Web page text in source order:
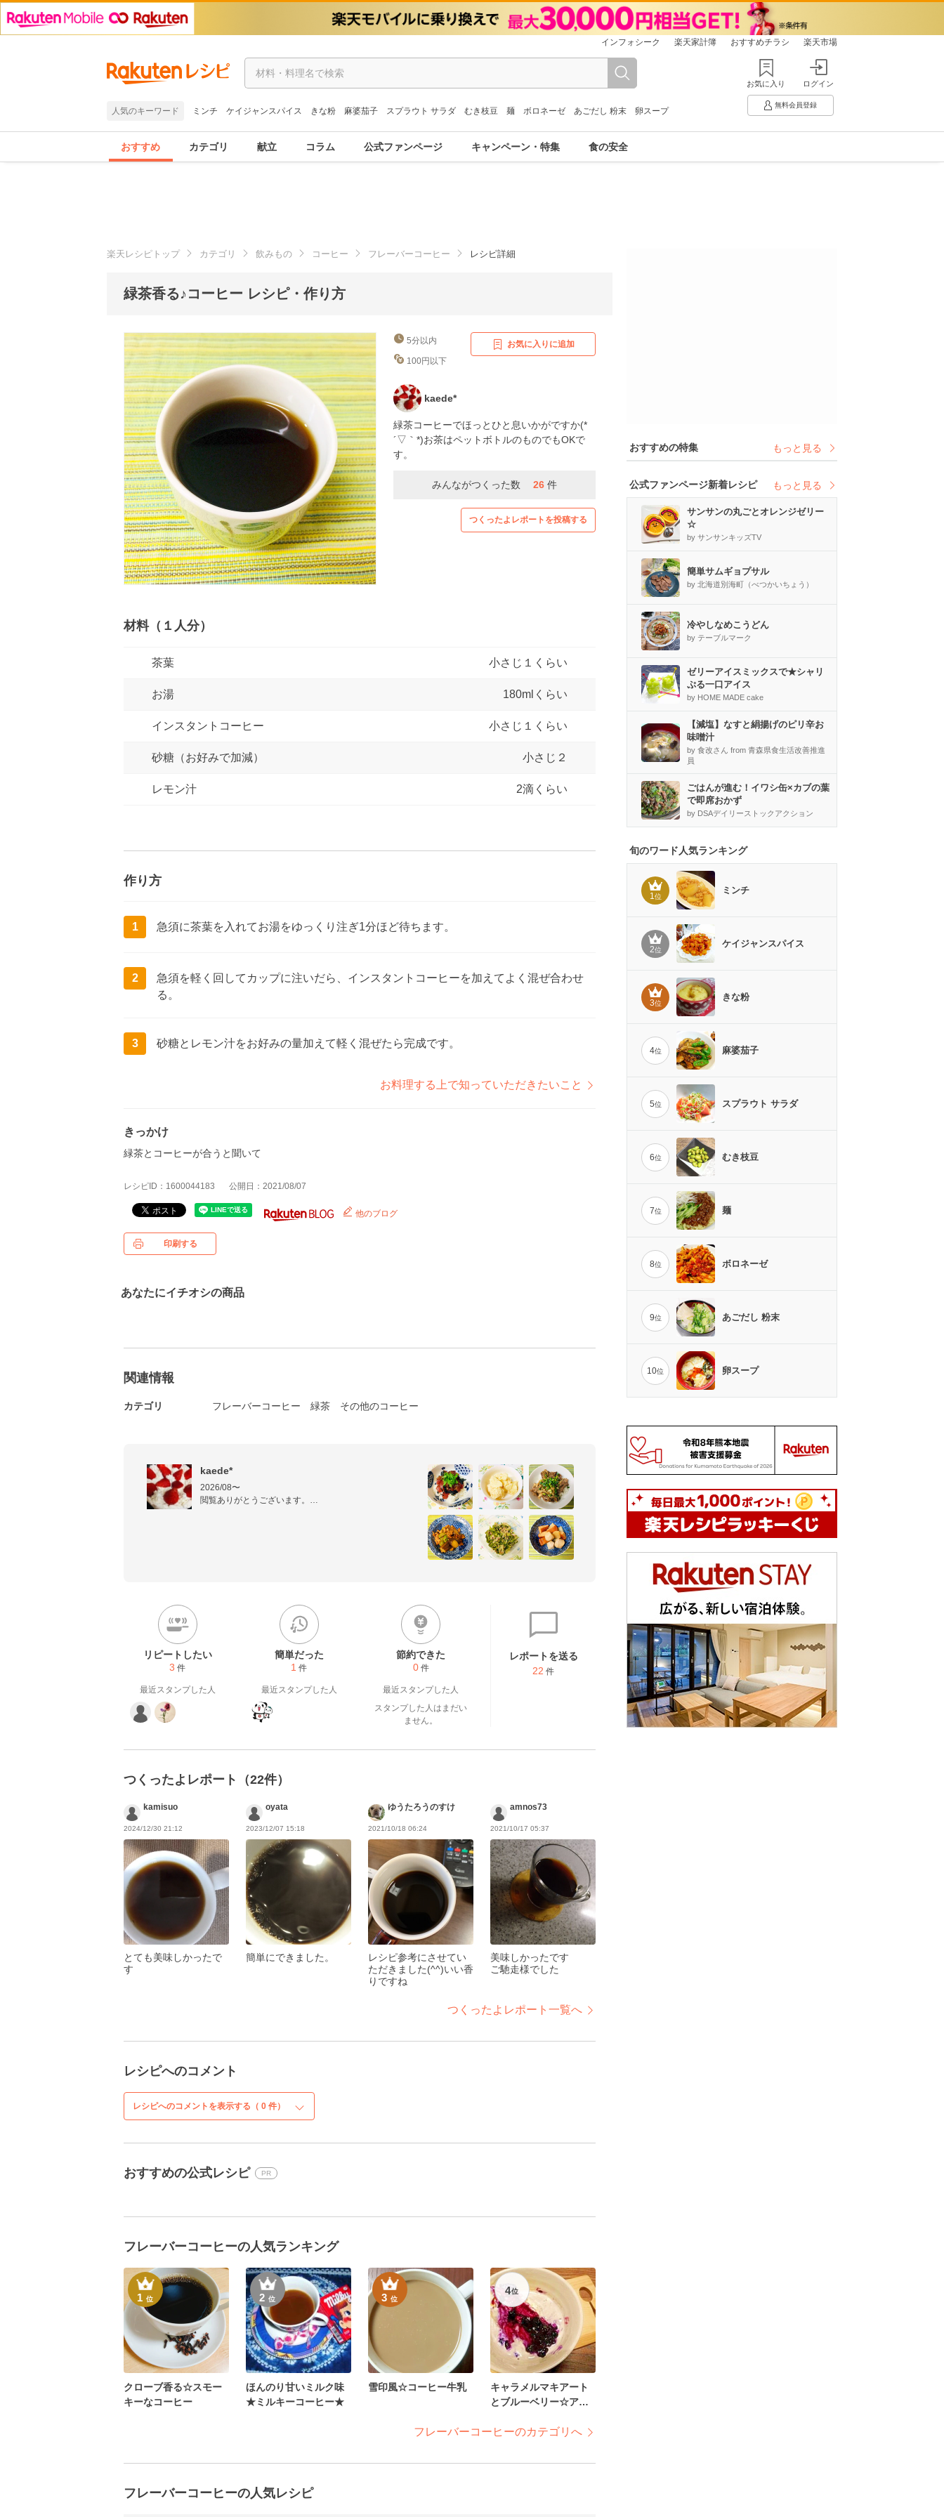
インフォシーク 楽天家計簿 おすすめチラシ 楽天市場
人気のキーワード ミンチ ケイジャンスパイス きな粉 麻婆茄子 スプラウト サラダ むき枝豆 麺 ボロネーゼ あごだし 粉末 卵スープ
お気に入り ログイン
無料会員登録
おすすめ カテゴリ 献立 コラム 公式ファンページ キャンペーン・特集 食の安全
楽天レシピトップ カテゴリ 飲みもの コーヒー フレーバーコーヒー レシピ詳細
緑茶香る♪コーヒー レシピ・作り方
5分以内
100円以下
お気に入りに追加
kaede*
緑茶コーヒーでほっとひと息いかがですか(*
´▽｀*)お茶はペットボトルのものでもOKで
す。
みんながつくった数 26 件
つくったよレポートを投稿する
材料（１人分）
茶葉 小さじ１くらい
お湯 180mlくらい
インスタントコーヒー 小さじ１くらい
砂糖（お好みで加減） 小さじ２
レモン汁 2滴くらい
作り方
1 急須に茶葉を入れてお湯をゆっくり注ぎ1分ほど待ちます。
2
急須を軽く回してカップに注いだら、インスタントコーヒーを加えてよく混ぜ合わせ
る。
3 砂糖とレモン汁をお好みの量加えて軽く混ぜたら完成です。
お料理する上で知っていただきたいこと
きっかけ
緑茶とコーヒーが合うと聞いて
レシピID：1600044183 公開日：2021/08/07
他のブログ
印刷する
あなたにイチオシの商品
関連情報
カテゴリ フレーバーコーヒー 緑茶 その他のコーヒー
kaede*
2026/08〜
閲覧ありがとうございます。
リピートしたい
3 件
最近スタンプした人
簡単だった
1 件
最近スタンプした人
節約できた
0 件
最近スタンプした人
スタンプした人はまだい
ません。
レポートを送る
22 件
つくったよレポート（22件）
kamisuo
2024/12/30 21:12
とても美味しかったで
す
oyata
2023/12/07 15:18
簡単にできました。
ゆうたろうのすけ
2021/10/18 06:24
レシピ参考にさせてい
ただきました(^^)いい香
りですね
amnos73
2021/10/17 05:37
美味しかったです
ご馳走様でした
つくったよレポート一覧へ
レシピへのコメント
レシピへのコメントを表示する（ 0 件）
おすすめの公式レシピ PR
フレーバーコーヒーの人気ランキング
1位
クローブ香る☆スモー
キーなコーヒー
2位
ほんのり甘いミルク味
★ミルキーコーヒー★
3位
雪印風☆コーヒー牛乳
4位
キャラメルマキアート
とブルーベリー☆アフ
フレーバーコーヒーのカテゴリへ
フレーバーコーヒーの人気レシピ
おすすめの特集 もっと見る
公式ファンページ新着レシピ もっと見る
サンサンの丸ごとオレンジゼリー
☆
by サンサンキッズTV
簡単サムギョプサル
by 北海道別海町（べつかいちょう）
冷やしなめこうどん
by テーブルマーク
ゼリーアイスミックスで★シャリ
ぷる一口アイス
by HOME MADE cake
【減塩】なすと絹揚げのピリ辛お
味噌汁
by 食改さん from 青森県食生活改善推進
員
ごはんが進む！イワシ缶×カブの葉
で即席おかず
by DSAデイリーストックアクション
旬のワード人気ランキング
1位
ミンチ
2位
ケイジャンスパイス
3位
きな粉
4位 麻婆茄子
5位 スプラウト サラダ
6位 むき枝豆
7位 麺
8位 ボロネーゼ
9位 あごだし 粉末
10位 卵スープ